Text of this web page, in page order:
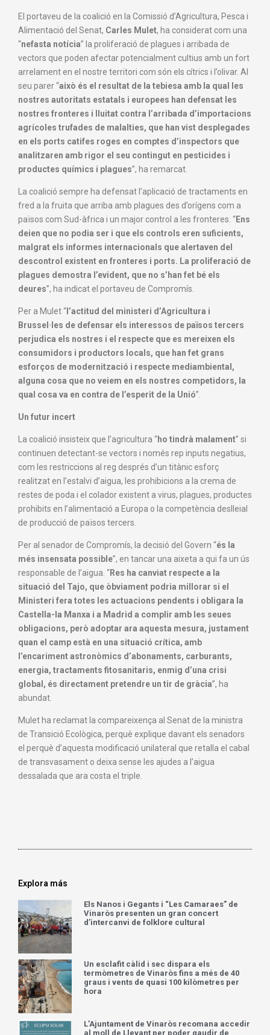
El portaveu de la coalició en la Comissió d’Agricultura, Pesca i
Alimentació del Senat, Carles Mulet, ha considerat com una
“nefasta notícia” la proliferació de plagues i arribada de
vectors que poden afectar potencialment cultius amb un fort
arrelament en el nostre territori com són els cítrics i l’olivar. Al
seu parer “això és el resultat de la tebiesa amb la qual les
nostres autoritats estatals i europees han defensat les
nostres fronteres i lluitat contra l’arribada d’importacions
agrícoles trufades de malalties, que han vist desplegades
en els ports catifes roges en comptes d’inspectors que
analitzaren amb rigor el seu contingut en pesticides i
productes químics i plagues”, ha remarcat.
La coalició sempre ha defensat l’aplicació de tractaments en
fred a la fruita que arriba amb plagues des d’orígens com a
països com Sud-àfrica i un major control a les fronteres. “Ens
deien que no podia ser i que els controls eren suficients,
malgrat els informes internacionals que alertaven del
descontrol existent en fronteres i ports. La proliferació de
plagues demostra l’evident, que no s’han fet bé els
deures”, ha indicat el portaveu de Compromís.
Per a Mulet “ l’actitud del ministeri d’Agricultura i
Brussel·les de defensar els interessos de països tercers
perjudica els nostres i el respecte que es mereixen els
consumidors i productors locals, que han fet grans
esforços de modernització i respecte mediambiental,
alguna cosa que no veiem en els nostres competidors, la
qual cosa va en contra de l’esperit de la Unió”.
Un futur incert
La coalició insisteix que l’agricultura “ho tindrà malament” si
continuen detectant-se vectors i només rep inputs negatius,
com les restriccions al reg després d’un titànic esforç
realitzat en l’estalvi d’aigua, les prohibicions a la crema de
restes de poda i el colador existent a virus, plagues, productes
prohibits en l’alimentació a Europa o la competència deslleial
de producció de països tercers.
Per al senador de Compromís, la decisió del Govern “és la
més insensata possible”, en tancar una aixeta a qui fa un ús
responsable de l’aigua. “Res ha canviat respecte a la
situació del Tajo, que òbviament podria millorar si el
Ministeri fera totes les actuacions pendents i obligara la
Castella-la Manxa i a Madrid a complir amb les seues
obligacions, però adoptar ara aquesta mesura, justament
quan el camp està en una situació crítica, amb
l’encariment astronòmics d’abonaments, carburants,
energia, tractaments fitosanitaris, enmig d’una crisi
global, és directament pretendre un tir de gràcia”, ha
abundat.
Mulet ha reclamat la compareixença al Senat de la ministra
de Transició Ecològica, perquè explique davant els senadors
el perquè d’aquesta modificació unilateral que retalla el cabal
de transvasament o deixa sense les ajudes a l’aigua
dessalada que ara costa el triple.
Explora más
Els Nanos i Gegants i “Les Camaraes” de
Vinaròs presenten un gran concert
d’intercanvi de folklore cultural
Un esclafit càlid i sec dispara els
termòmetres de Vinaròs fins a més de 40
graus i vents de quasi 100 kilòmetres per
hora
L’Ajuntament de Vinaròs recomana accedir
al moll de Llevant per poder gaudir de